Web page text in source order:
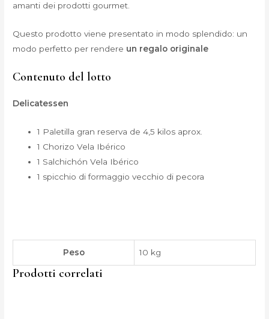
amanti dei prodotti gourmet.
Questo prodotto viene presentato in modo splendido: un
modo perfetto per rendere un regalo originale
Contenuto del lotto
Delicatessen
1 Paletilla gran reserva de 4,5 kilos aprox.
1 Chorizo Vela Ibérico
1 Salchichón Vela Ibérico
1 spicchio di formaggio vecchio di pecora
Peso 10 kg
Prodotti correlati